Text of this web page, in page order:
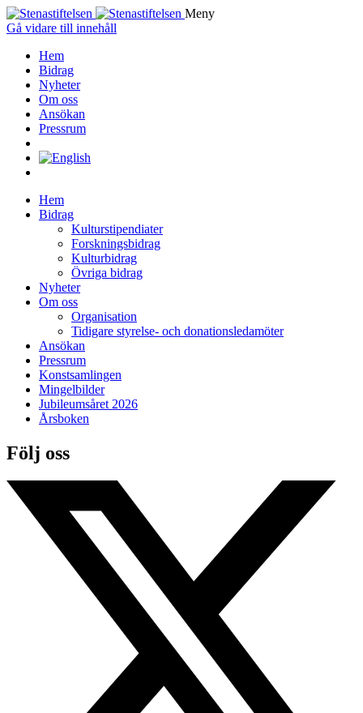
Meny
Gå vidare till innehåll
Hem
Bidrag
Nyheter
Om oss
Ansökan
Pressrum
Hem
Bidrag
Kulturstipendiater
Forskningsbidrag
Kulturbidrag
Övriga bidrag
Nyheter
Om oss
Organisation
Tidigare styrelse- och donationsledamöter
Ansökan
Pressrum
Konstsamlingen
Mingelbilder
Jubileumsåret 2026
Årsboken
Följ oss